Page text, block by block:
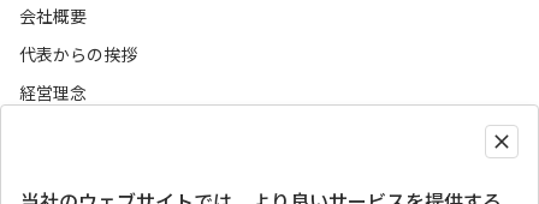
会社概要
代表からの挨拶
経営理念